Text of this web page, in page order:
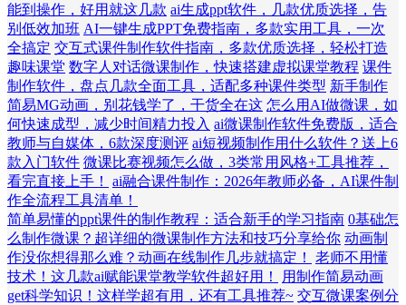
能到操作，好用就这几款 ai生成ppt软件，几款优质选择，告
别低效加班 AI一键生成PPT免费指南，多款实用工具，一次
全搞定 交互式课件制作软件指南，多款优质选择，轻松打造
趣味课堂 数字人对话微课制作，快速搭建虚拟课堂教程 课件
制作软件，盘点几款全面工具，适配多种课件类型 新手制作
简易MG动画，别花钱学了，干货全在这 怎么用AI做微课，如
何快速成型，减少时间精力投入 ai微课制作软件免费版，适合
教师与自媒体，6款深度测评 ai短视频制作用什么软件？送上6
款入门软件 微课比赛视频怎么做，3类常用风格+工具推荐，
看完直接上手！
ai融合课件制作：2026年教师必备，AI课件制
作全流程工具清单！
简单易懂的ppt课件的制作教程：适合新手的学习指南 0基础怎
么制作微课？超详细的微课制作方法和技巧分享给你 动画制
作没你想得那么难？动画在线制作几步就搞定！
老师不用懂
技术！这几款ai赋能课堂教学软件超好用！
用制作简易动画
get科学知识！这样学超有用，还有工具推荐~ 交互微课案例分